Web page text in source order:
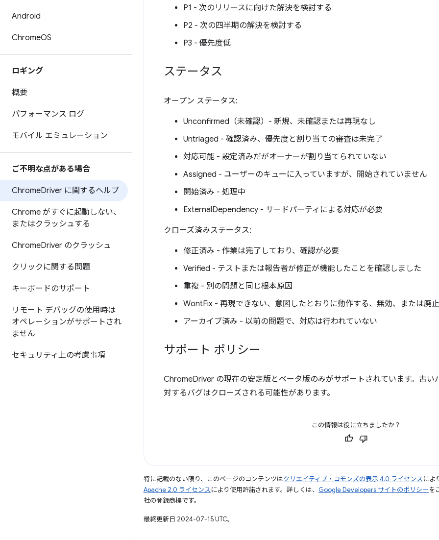
Android
ChromeOS
ロギング
概要
パフォーマンス ログ
モバイル エミュレーション
ご不明な点がある場合
ChromeDriver に関するヘルプ
Chrome がすぐに起動しない、
またはクラッシュする
ChromeDriver のクラッシュ
クリックに関する問題
キーボードのサポート
リモート デバッグの使用時は
オペレーションがサポートされ
ません
セキュリティ上の考慮事項
P1 - 次のリリースに向けた解決を検討する
P2 - 次の四半期の解決を検討する
P3 - 優先度低
ステータス
オープン ステータス:
Unconfirmed（未確認）- 新規、未確認または再現なし
Untriaged - 確認済み、優先度と割り当ての審査は未完了
対応可能 - 設定済みだがオーナーが割り当てられていない
Assigned - ユーザーのキューに入っていますが、開始されていません
開始済み - 処理中
ExternalDependency - サードパーティによる対応が必要
クローズ済みステータス:
修正済み - 作業は完了しており、確認が必要
Verified - テストまたは報告者が修正が機能したことを確認しました
重複 - 別の問題と同じ根本原因
WontFix - 再現できない、意図したとおりに動作する、無効、または廃止
アーカイブ済み - 以前の問題で、対応は行われていない
サポート ポリシー
ChromeDriver の現在の安定版とベータ版のみがサポートされています。古
対するバグはクローズされる可能性があります。
この情報は役に立ちましたか？
特に記載のない限り、このページのコンテンツはクリエイティブ・コモンズの表示 4.0 ライセンスによ
Apache 2.0 ライセンスにより使用許諾されます。詳しくは、 Google Developers サイトのポリシーを
社の登録商標です。
最終更新日 2024-07-15 UTC。